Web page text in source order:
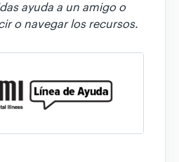
ayuda a un amigo o
o navegar los recursos.